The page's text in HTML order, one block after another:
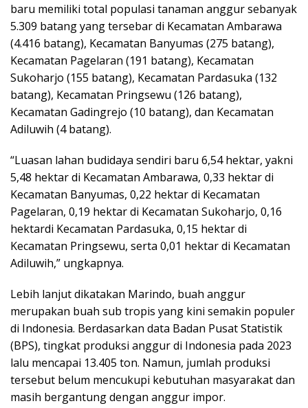
baru memiliki total populasi tanaman anggur sebanyak
5.309 batang yang tersebar di Kecamatan Ambarawa
(4.416 batang), Kecamatan Banyumas (275 batang),
Kecamatan Pagelaran (191 batang), Kecamatan
Sukoharjo (155 batang), Kecamatan Pardasuka (132
batang), Kecamatan Pringsewu (126 batang),
Kecamatan Gadingrejo (10 batang), dan Kecamatan
Adiluwih (4 batang).
“Luasan lahan budidaya sendiri baru 6,54 hektar, yakni
5,48 hektar di Kecamatan Ambarawa, 0,33 hektar di
Kecamatan Banyumas, 0,22 hektar di Kecamatan
Pagelaran, 0,19 hektar di Kecamatan Sukoharjo, 0,16
hektardi Kecamatan Pardasuka, 0,15 hektar di
Kecamatan Pringsewu, serta 0,01 hektar di Kecamatan
Adiluwih,” ungkapnya.
Lebih lanjut dikatakan Marindo, buah anggur
merupakan buah sub tropis yang kini semakin populer
di Indonesia. Berdasarkan data Badan Pusat Statistik
(BPS), tingkat produksi anggur di Indonesia pada 2023
lalu mencapai 13.405 ton. Namun, jumlah produksi
tersebut belum mencukupi kebutuhan masyarakat dan
masih bergantung dengan anggur impor.